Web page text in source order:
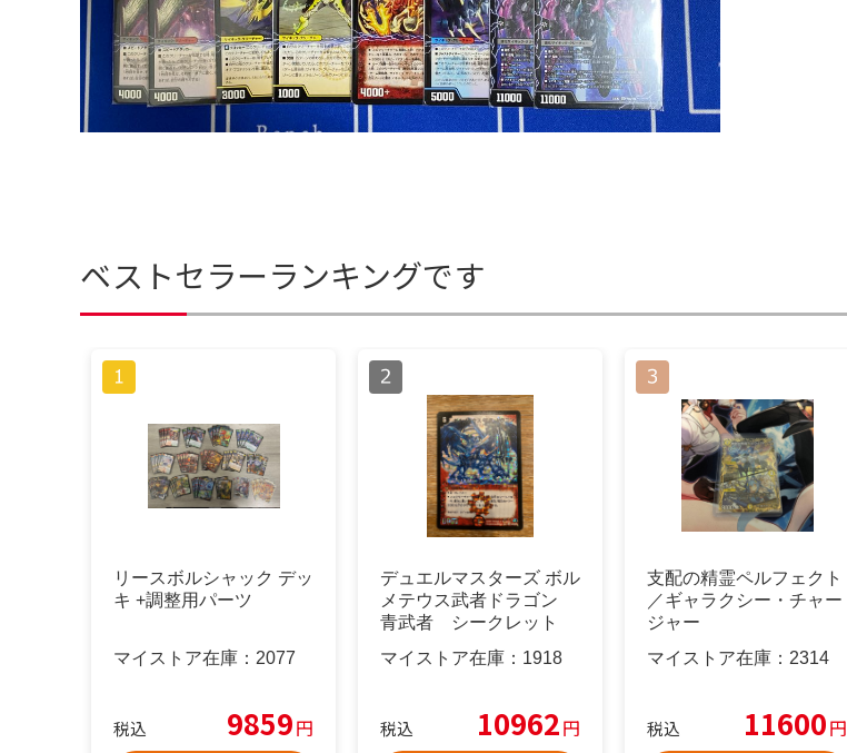
ベストセラーランキングです
リースボルシャック デッ
キ +調整用パーツ
マイストア在庫： 2077
税込 9859円
デュエルマスターズ ボル
メテウス武者ドラゴン
青武者 シークレット
マイストア在庫： 1918
税込 10962円
支配の精霊ペルフェクト
／ギャラクシー・チャー
ジャー
マイストア在庫： 2314
税込 11600円